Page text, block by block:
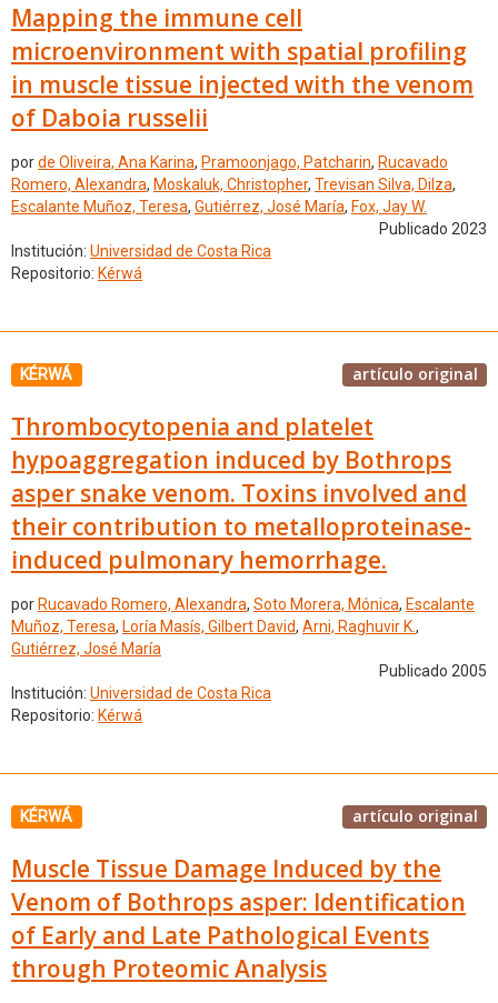
Mapping the immune cell
microenvironment with spatial profiling
in muscle tissue injected with the venom
of Daboia russelii
porde Oliveira, Ana Karina, Pramoonjago, Patcharin, Rucavado
Romero, Alexandra, Moskaluk, Christopher, Trevisan Silva, Dilza,
Escalante Muñoz, Teresa, Gutiérrez, José María, Fox, Jay W.
Publicado 2023
Institución: Universidad de Costa Rica
Repositorio: Kérwá
KÉRWÁ artículo original
Thrombocytopenia and platelet
hypoaggregation induced by Bothrops
asper snake venom. Toxins involved and
their contribution to metalloproteinase-
induced pulmonary hemorrhage.
por Rucavado Romero, Alexandra, Soto Morera, Mónica, Escalante
Muñoz, Teresa, Loría Masís, Gilbert David, Arni, Raghuvir K.,
Gutiérrez, José María
Publicado 2005
Institución: Universidad de Costa Rica
Repositorio: Kérwá
KÉRWÁ artículo original
Muscle Tissue Damage Induced by the
Venom of Bothrops asper: Identification
of Early and Late Pathological Events
through Proteomic Analysis